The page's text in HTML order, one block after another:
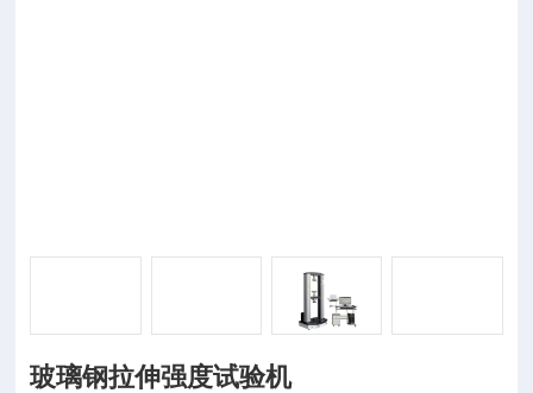
玻璃钢拉伸强度试验机